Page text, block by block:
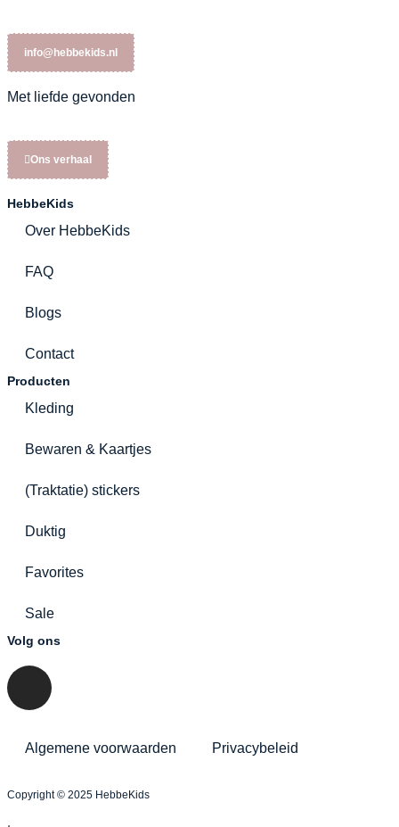
info@hebbekids.nl
Met liefde gevonden
Ons verhaal
Volg ons
Algemene voorwaarden Privacybeleid
Duktig
Favorites
Sale
Producten
Kleding
Bewaren & Kaartjes
(Traktatie) stickers
HebbeKids
Over HebbeKids
FAQ
Blogs
Contact
Copyright © 2025 HebbeKids